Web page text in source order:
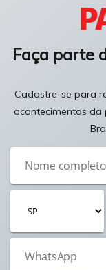
Faça parte
Cadastre-se para
acontecimentos da